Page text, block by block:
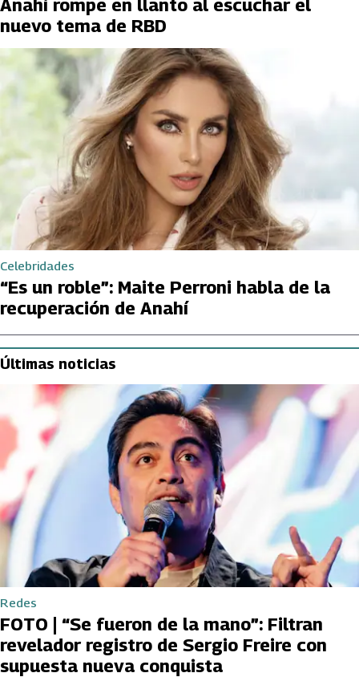
Anahí rompe en llanto al escuchar el
nuevo tema de RBD
Celebridades
“Es un roble”: Maite Perroni habla de la
recuperación de Anahí
Últimas noticias
Redes
FOTO | “Se fueron de la mano”: Filtran
revelador registro de Sergio Freire con
supuesta nueva conquista